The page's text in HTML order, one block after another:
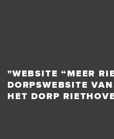
"WEBSITE “MEER
DORPSWEBSITE
HET DORP